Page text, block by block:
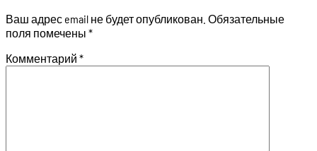
Ваш адрес email не будет опубликован. Обязательные
поля помечены *
Комментарий *